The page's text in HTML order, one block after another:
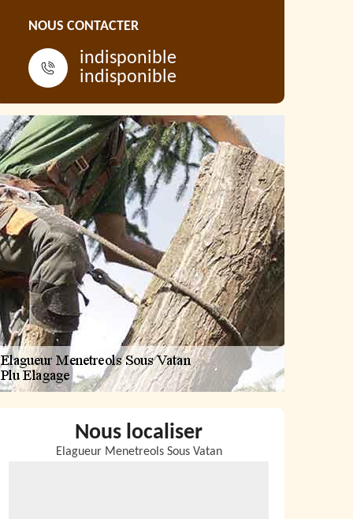
NOUS CONTACTER
indisponible
indisponible
Nous localiser
Elagueur Menetreols Sous Vatan